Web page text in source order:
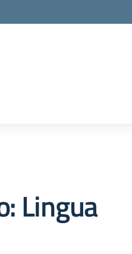
Lingua